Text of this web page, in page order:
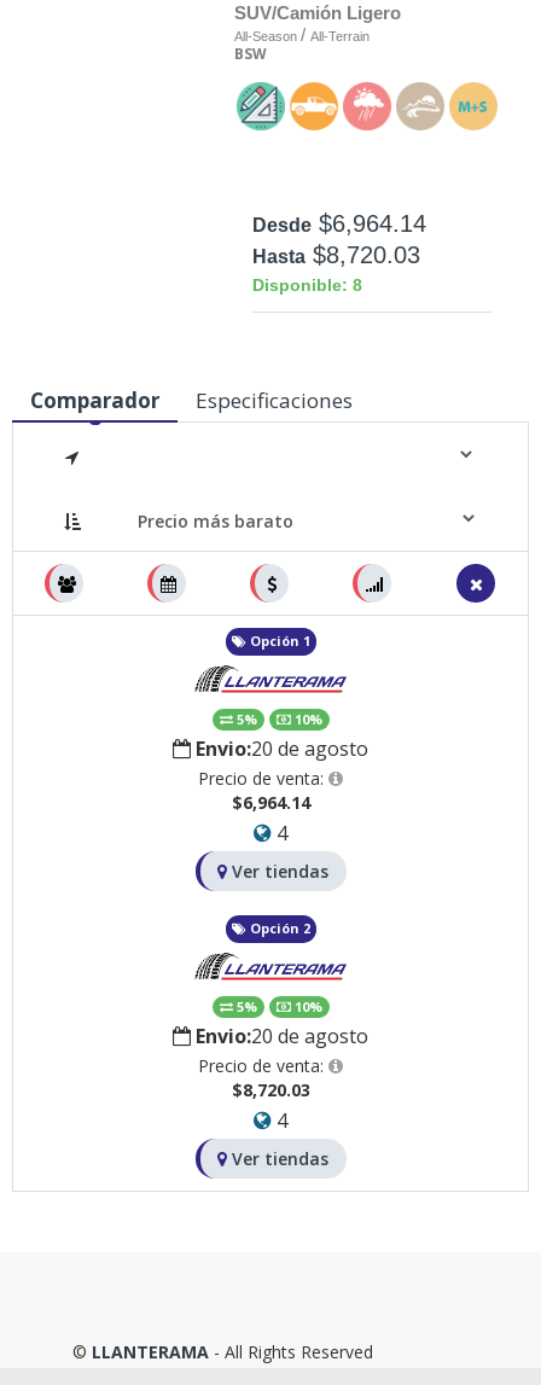
SUV/Camión Ligero
All-Season / All-Terrain
BSW
Desde $6,964.14
Hasta $8,720.03
Disponible: 8
Medidas
Comparador Especificaciones
Opción 1
5% 10%
Envio:20 de agosto
Precio de venta:
$6,964.14
4
Ver tiendas
Opción 2
5% 10%
Envio:20 de agosto
Precio de venta:
$8,720.03
4
Ver tiendas
© LLANTERAMA - All Rights Reserved